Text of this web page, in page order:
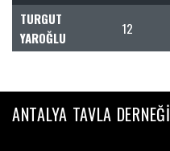
TURGUT
YAROĞLU
12
ANTALYA TAVLA DERNEĞI